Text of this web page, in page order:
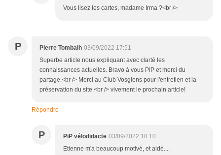
Vous lisez les cartes, madame Irma ?<br />
P Pierre Tombalh 03/09/2022 17:51
Superbe article nous expliquant avec clarté les
connaissances actuelles. Bravo à vous PIP et merci du
partage.<br /> Merci au Club Vosgiens pour l'entretien et la
préservation du site.<br /> vivement le prochain article!
Répondre
P PiP vélodidacte 03/09/2022 18:10
Etienne m'a beaucoup motivé, et aidé....